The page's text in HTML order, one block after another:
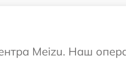
Meizu. Наш